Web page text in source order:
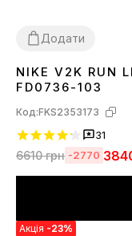
Додати
3637 38394041 42 43
NIKE V2K RUN
FD0736-103
Код:FKS2353173
31
6610грн -2770
Акція -23%